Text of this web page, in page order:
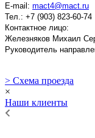
E-mail: mact4@mact.ru
Тел.: +7 (903) 823-60-74
Контактное лицо:
Железняков Михаил
Руководитель
> Схема проезда
×
Наши клиенты